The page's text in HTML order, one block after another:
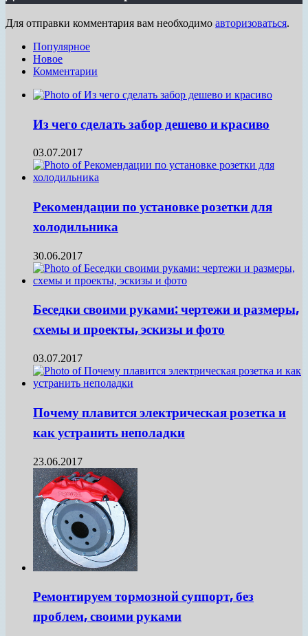
Для отправки комментария вам необходимо авторизоваться.
Популярное
Новое
Комментарии
Из чего сделать забор дешево и красиво
03.07.2017
Рекомендации по установке розетки для
холодильника
30.06.2017
Беседки своими руками: чертежи и размеры,
схемы и проекты, эскизы и фото
03.07.2017
Почему плавится электрическая розетка и
как устранить неполадки
23.06.2017
Ремонтируем тормозной суппорт, без
проблем, своими руками